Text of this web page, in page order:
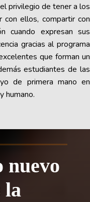
privilegio de tener a los
con ellos, compartir con
cuando expresan sus
gracias al programa
que forman un
estudiantes de las
de primera mano en
humano.
nuevo
la